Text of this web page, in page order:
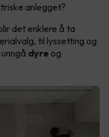
anlegget?
det enklere å ta
til lyssetting og
dyre og